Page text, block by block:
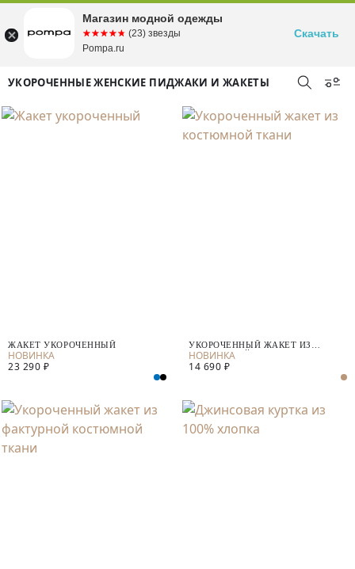
УКОРОЧЕННЫЕ ЖЕНСКИЕ ПИДЖАКИ И ЖАКЕТЫ
ЖАКЕТ УКОРОЧЕННЫЙ
23 290 ₽
УКОРОЧЕННЫЙ ЖАКЕТ ИЗ
КОСТЮМНОЙ ТКАНИ
14 690 ₽
Магазин модной одежды
☆☆☆☆☆
★★★★★ (23) звезды
Pompa.ru
Скачать